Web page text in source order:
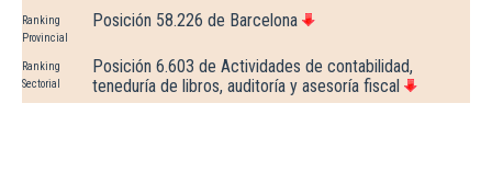
Ranking
Provincial
Posición 58.226 de Barcelona
Ranking
Sectorial
Posición 6.603 de Actividades de contabilidad,
teneduría de libros, auditoría y asesoría fiscal